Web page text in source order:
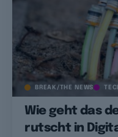
BREAK/THE NEWS
Wie geht das
rutscht in